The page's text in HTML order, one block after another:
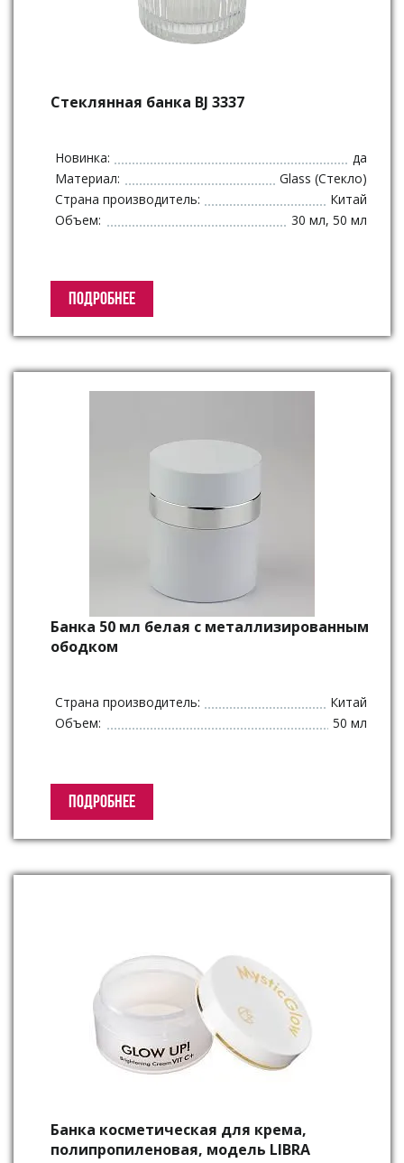
Стеклянная банка BJ 3337
Новинка:
да
Материал:
Glass (Стекло)
Страна производитель:
Китай
Объем:
30 мл, 50 мл
ПОДРОБНЕЕ
Банка 50 мл белая с металлизированным
ободком
Страна производитель:
Китай
Объем:
50 мл
ПОДРОБНЕЕ
Банка косметическая для крема,
полипропиленовая, модель LIBRA